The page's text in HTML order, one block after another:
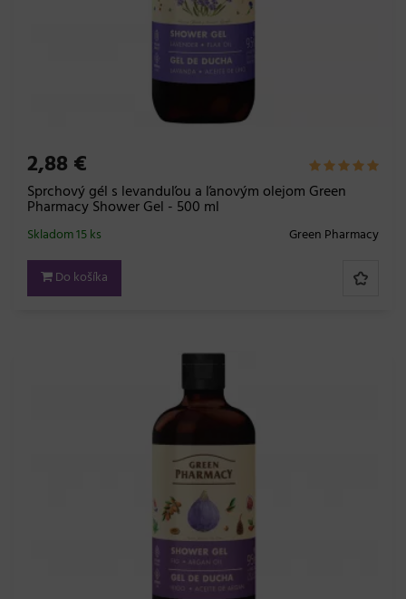
2,88 €
Sprchový gél s levanduľou a ľanovým olejom Green
Pharmacy Shower Gel - 500 ml
Green Pharmacy
Skladom 15 ks
Do košíka